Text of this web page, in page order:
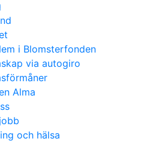
i Blomsterfonden
via autogiro
Alma
och hälsa